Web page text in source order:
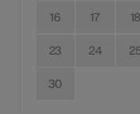
16 17 18
23 24
30